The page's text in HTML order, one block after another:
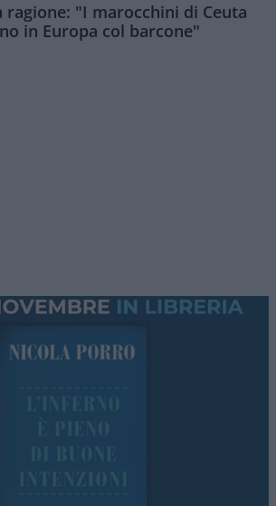
ragione: "I marocchini di Ceuta
in Europa col barcone"